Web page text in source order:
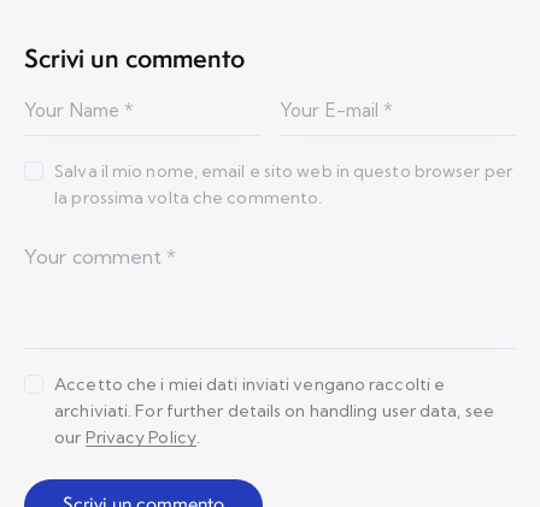
Scrivi un commento
Salva il mio nome, email e sito web in questo browser per
la prossima volta che commento.
Accetto che i miei dati inviati vengano raccolti e
archiviati. For further details on handling user data, see
our Privacy Policy.